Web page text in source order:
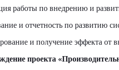
работы по внедрению и
и отчетность по развитию
и получение эффекта от
проекта